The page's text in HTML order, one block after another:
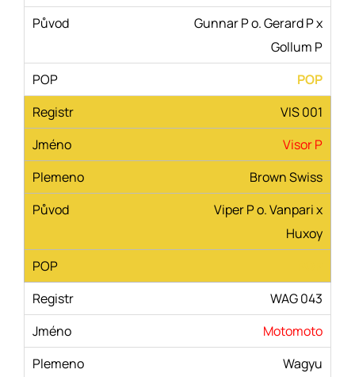
Gunnar P o. Gerard P x
Gollum P
POP
VIS 001
Visor P
Brown Swiss
Viper P o. Vanpari x
Huxoy
WAG 043
Motomoto
Wagyu